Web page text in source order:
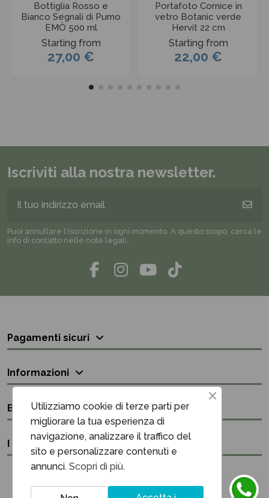
Bottiglia Rosso e
Bianco Segnali di Pumo
EMÒ 500 ml
Starting from
27,00 €
Portafoto Cornice in
vetro Botanic verde
Hervit 22 cm
Starting from
22,00 €
Iscriviti alla nostra newsletter.
Puoi annullare l'iscrizione in ogni momento. A questo scopo, cerca le
info di contatto nelle note legali.
Pagamenti sicuri
Informazioni
Bisogno di aiuto?
I nostri contatti
Utilizziamo cookie di terze parti per
migliorare la tua esperienza di
navigazione, analizzare il traffico del
sito e personalizzare contenuti e
annunci. Scopri di più.